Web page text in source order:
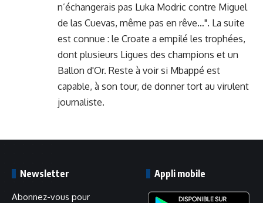
n’échangerais pas Luka Modric contre Miguel
de las Cuevas, même pas en rêve…". La suite
est connue : le Croate a empilé les trophées,
dont plusieurs Ligues des champions et un
Ballon d'Or. Reste à voir si Mbappé est
capable, à son tour, de donner tort au virulent
journaliste.
Newsletter
Abonnez-vous pour
Appli mobile